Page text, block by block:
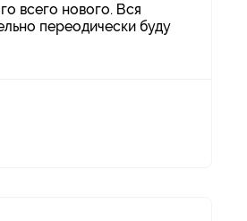
всего нового. Вся
переодически буду